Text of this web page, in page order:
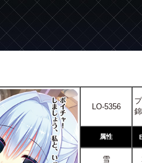
LO-5356
属性
雪